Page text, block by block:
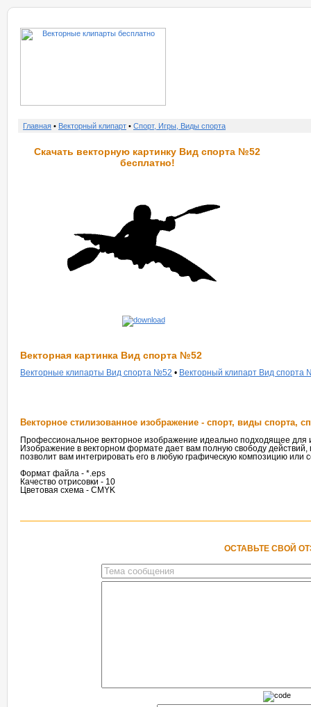
Главная • Векторный клипарт • Спорт, Игры, Виды спорта
Скачать векторную картинку Вид спорта №52
бесплатно!
Векторная картинка Вид спорта №52
Векторные клипарты Вид спорта №52 • Векторный клипарт Вид спорта
Векторное стилизованное изображение - спорт, виды спорта,
Профессиональное векторное изображение идеально подходящее для
Изображение в векторном формате дает вам полную свободу
позволит вам интегрировать его в любую графическую композицию или
Формат файла - *.eps
Качество отрисовки - 10
Цветовая схема - CMYK
ОСТАВЬТЕ СВОЙ